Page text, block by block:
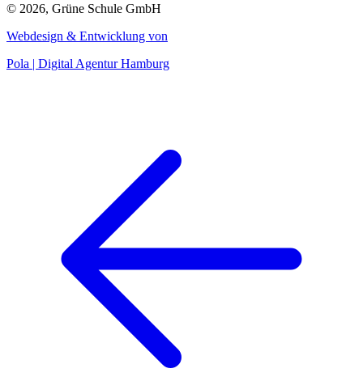
© 2026, Grüne Schule GmbH
Webdesign & Entwicklung von
Pola | Digital Agentur Hamburg